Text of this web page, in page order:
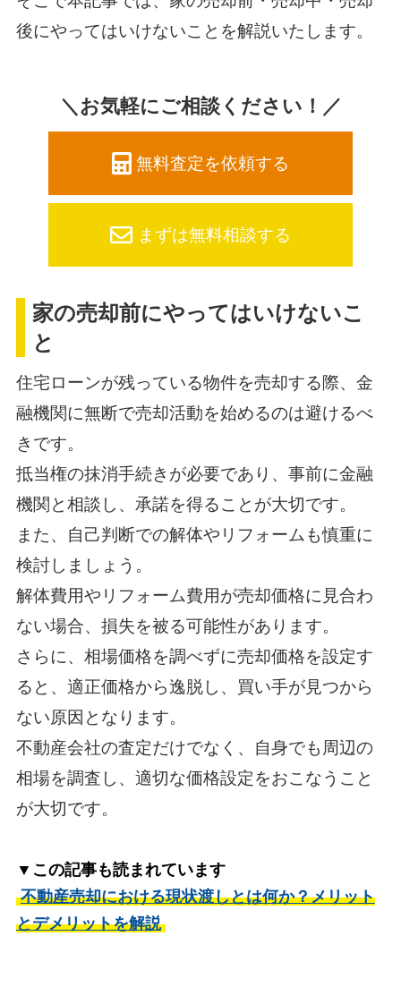
後にやってはいけないことを解説いたします。
＼お気軽にご相談ください！／
無料査定を依頼する
まずは無料相談する
家の売却前にやってはいけないこ
と
住宅ローンが残っている物件を売却する際、金
融機関に無断で売却活動を始めるのは避けるべ
きです。
抵当権の抹消手続きが必要であり、事前に金融
機関と相談し、承諾を得ることが大切です。
また、自己判断での解体やリフォームも慎重に
検討しましょう。
解体費用やリフォーム費用が売却価格に見合わ
ない場合、損失を被る可能性があります。
さらに、相場価格を調べずに売却価格を設定す
ると、適正価格から逸脱し、買い手が見つから
ない原因となります。
不動産会社の査定だけでなく、自身でも周辺の
相場を調査し、適切な価格設定をおこなうこと
が大切です。
▼この記事も読まれています
不動産売却における現状渡しとは何か？メリット
とデメリットを解説